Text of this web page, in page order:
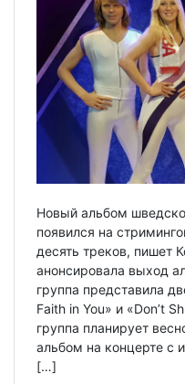
Новый альбом
появился на
десять треков, пишет
анонсировала выход
группа представила
Faith in You» и «Don’t
группа планирует
альбом на концерте с
[…]